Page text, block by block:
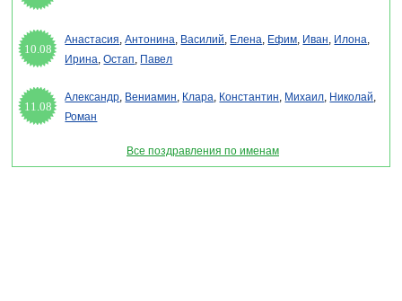
10.08
Анастасия,Антонина, Василий, Елена, Ефим, Иван, Илона,
Ирина,Остап, Павел
11.08
Александр, Вениамин, Клара, Константин, Михаил, Николай,
Роман
Все поздравления по именам